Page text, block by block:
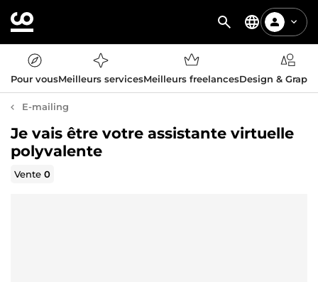
Pour vousMeilleurs servicesMeilleurs freelancesDesign &
E-mailing
Je vais être votre assistante virtuelle
polyvalente
Vente0